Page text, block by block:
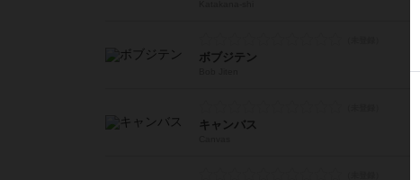
ボブジテン
キャンバス